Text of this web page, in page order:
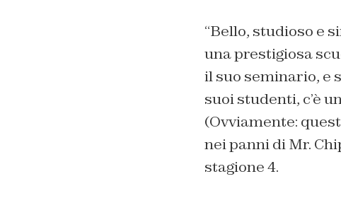
“Bello, studioso e
una prestigiosa
il suo seminario, e
suoi studenti, c’è
(Ovviamente:
nei panni di Mr.
stagione 4.